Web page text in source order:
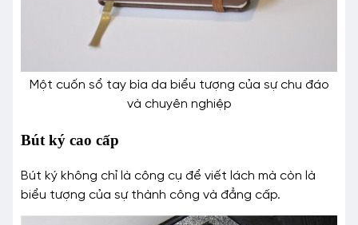
Một cuốn sổ tay bìa da biểu tượng của sự chu đáo
và chuyên nghiệp
Bút ký cao cấp
Bút ký không chỉ là công cụ để viết lách mà còn là
biểu tượng của sự thành công và đẳng cấp.